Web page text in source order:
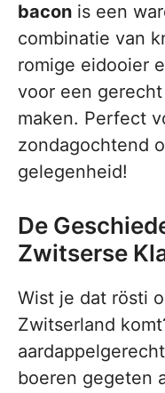
bacon is een
combinatie van
romige eidooier
voor een
maken. Perfect
zondagochtend
gelegenheid!
De
Zwitserse
Wist je dat rösti
Zwitserland
boeren gegeten